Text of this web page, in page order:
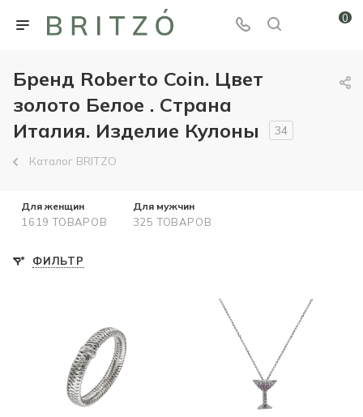
0
Бренд Roberto Coin. Цвет
золото Белое . Страна
Италия. Изделие Кулоны
34
Каталог BRITZO
Для женщин
1619 ТОВАРОВ
Для мужчин
325 ТОВАРОВ
ФИЛЬТР